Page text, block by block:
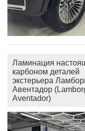
Ламинация
карбоном деталей
экстерьера
Авентадор
Aventador)